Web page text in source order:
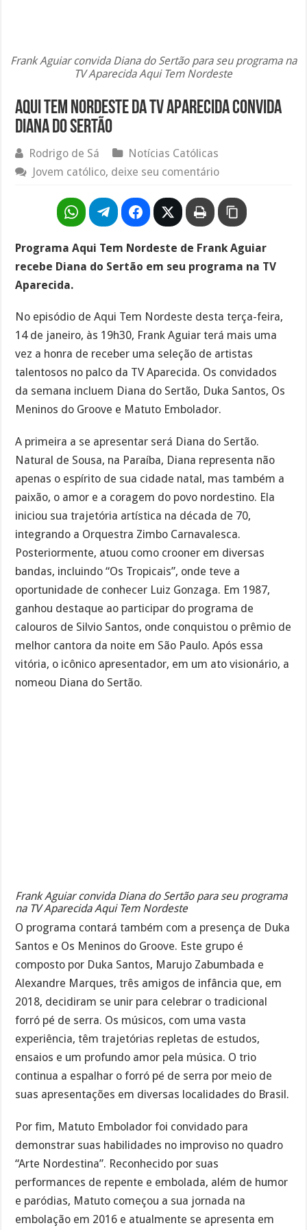
Frank Aguiar convida Diana do Sertão para seu programa na
TV Aparecida Aqui Tem Nordeste
Aqui tem nordeste da TV Aparecida convida
Diana do Sertão
Rodrigo de Sá
Notícias Católicas
Jovem católico, deixe seu comentário
Programa Aqui Tem Nordeste de Frank Aguiar
recebe Diana do Sertão em seu programa na TV
Aparecida.
No episódio de Aqui Tem Nordeste desta terça-feira,
14 de janeiro, às 19h30, Frank Aguiar terá mais uma
vez a honra de receber uma seleção de artistas
talentosos no palco da TV Aparecida. Os convidados
da semana incluem Diana do Sertão, Duka Santos, Os
Meninos do Groove e Matuto Embolador.
A primeira a se apresentar será Diana do Sertão.
Natural de Sousa, na Paraíba, Diana representa não
apenas o espírito de sua cidade natal, mas também a
paixão, o amor e a coragem do povo nordestino. Ela
iniciou sua trajetória artística na década de 70,
integrando a Orquestra Zimbo Carnavalesca.
Posteriormente, atuou como crooner em diversas
bandas, incluindo “Os Tropicais”, onde teve a
oportunidade de conhecer Luiz Gonzaga. Em 1987,
ganhou destaque ao participar do programa de
calouros de Silvio Santos, onde conquistou o prêmio de
melhor cantora da noite em São Paulo. Após essa
vitória, o icônico apresentador, em um ato visionário, a
nomeou Diana do Sertão.
Frank Aguiar convida Diana do Sertão para seu programa
na TV Aparecida Aqui Tem Nordeste
O programa contará também com a presença de Duka
Santos e Os Meninos do Groove. Este grupo é
composto por Duka Santos, Marujo Zabumbada e
Alexandre Marques, três amigos de infância que, em
2018, decidiram se unir para celebrar o tradicional
forró pé de serra. Os músicos, com uma vasta
experiência, têm trajetórias repletas de estudos,
ensaios e um profundo amor pela música. O trio
continua a espalhar o forró pé de serra por meio de
suas apresentações em diversas localidades do Brasil.
Por fim, Matuto Embolador foi convidado para
demonstrar suas habilidades no improviso no quadro
“Arte Nordestina”. Reconhecido por suas
performances de repente e embolada, além de humor
e paródias, Matuto começou a sua jornada na
embolação em 2016 e atualmente se apresenta em